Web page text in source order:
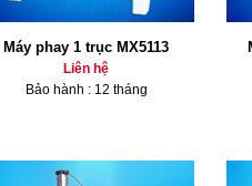
Máy phay 1 trục MX5113
Liên hệ
Bảo hành : 12 tháng